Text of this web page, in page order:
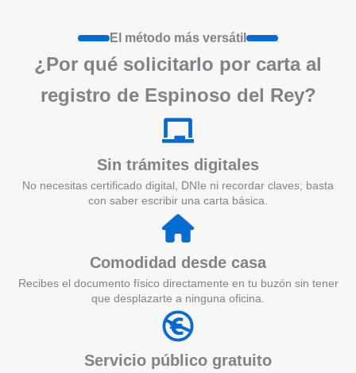
El método más versátil
¿Por qué solicitarlo por carta al
registro de Espinoso del Rey?
Sin trámites digitales
No necesitas certificado digital, DNIe ni recordar claves; basta
con saber escribir una carta básica.
Comodidad desde casa
Recibes el documento físico directamente en tu buzón sin tener
que desplazarte a ninguna oficina.
Servicio público gratuito